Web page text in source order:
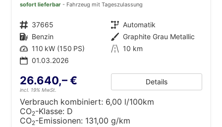
sofort lieferbar Fahrzeug mit Tageszulassung
Fahrzeugnr. 37665 Getriebe Automatik
Kraftstoff Benzin Außenfarbe Graphite Grau Metallic
Leistung 110 kW (150 PS) Kilometerstand 10 km
01.03.2026
26.640,– €
incl. 19% MwSt.
Details
Verbrauch kombiniert: 6,00 l/100km
CO2-Klasse: D
CO2-Emissionen: 131,00 g/km